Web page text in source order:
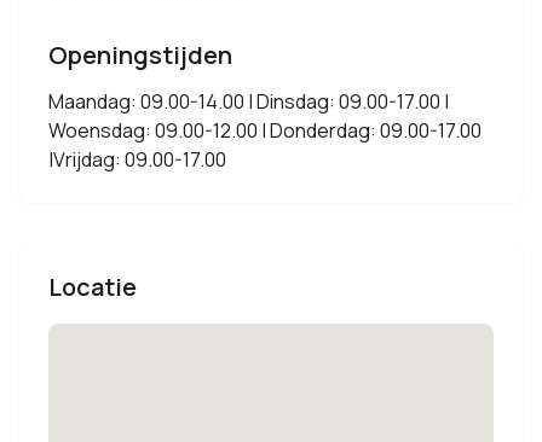
Openingstijden
Maandag: 09.00-14.00 | Dinsdag: 09.00-17.00 |
Woensdag: 09.00-12.00 | Donderdag: 09.00-17.00
|Vrijdag: 09.00-17.00
Locatie